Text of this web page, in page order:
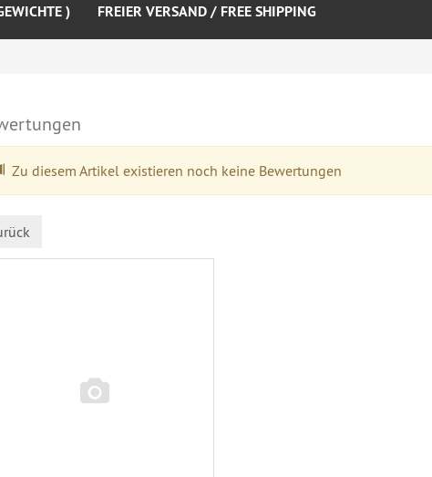
) FREIER VERSAND / FREE SHIPPING
Zu diesem Artikel existieren noch keine Bewertungen